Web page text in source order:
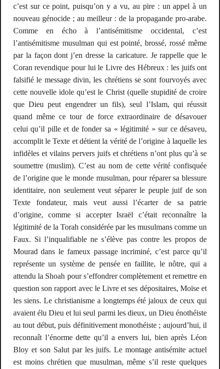
c’est sur ce point, puisqu’on y a vu, au pire : un appel à un
nouveau génocide ; au meilleur : de la propagande pro-arabe.
Comme en écho à l’antisémitisme occidental, c’est
l’antisémitisme musulman qui est pointé, brossé, rossé même
par la façon dont j’en dresse la caricature. Je rappelle que le
Coran revendique pour lui leLivre des Hébreux: les juifs ont
falsifié le message divin, les chrétiens se sont fourvoyés avec
cette nouvelle idole qu’est le Christ (quelle stupidité de croire
que Dieu peut engendrer un fils), seul l’Islam, qui réussit
quand même ce tour de force extraordinaire de désavouer
celui qu’il pille et de fonder sa « légitimité » sur ce désaveu,
accomplit le Texte et détient la vérité de l’origine à laquelle les
infidèles et vilains pervers juifs et chrétiens n’ont plus qu’à se
soumettre (muslim). C’est au nom de cette vérité confisquée
de l’origine que le monde musulman, pour réparer sa blessure
identitaire, non seulement veut séparer le peuple juif de son
Texte fondateur, mais veut aussi l’écarter de sa patrie
d’origine, comme si accepter Israël c’était reconnaître la
légitimité de la Torah considérée par les musulmans comme un
Faux. Si l’inqualifiable ne s’élève pas contre les propos de
Mourad dans le fameux passage incriminé, c’est parce qu’il
représente un système de pensée en faillite, le nôtre, qui a
attendu la Shoah pour s’effondrer complètement et remettre en
question son rapport avec le Livre et ses dépositaires, Moïse et
les siens. Le christianisme a longtemps été jaloux de ceux qui
avaient élu Dieu et lui seul parmi les dieux, un Dieu énothéiste
au tout début, puis définitivement monothéiste ; aujourd’hui, il
reconnaît l’énorme dette qu’il a envers lui, bien après Léon
Bloy et son Salut par les juifs. Le montage antisémite actuel
est moins chrétien que musulman, même s’il reste quelques